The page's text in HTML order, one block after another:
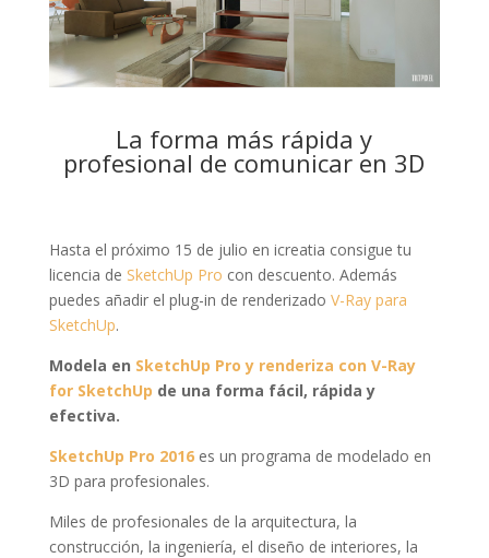
La forma más rápida y
profesional de comunicar en 3D
Hasta el próximo 15 de julio en icreatia consigue tu
licencia de SketchUp Pro con descuento. Además
puedes añadir el plug-in de renderizado V-Ray para
SketchUp.
Modela en SketchUp Pro y renderiza con V-Ray
for SketchUp de una forma fácil, rápida y
efectiva.
SketchUp Pro 2016 es un programa de modelado en
3D para profesionales.
Miles de profesionales de la arquitectura, la
construcción, la ingeniería, el diseño de interiores, la